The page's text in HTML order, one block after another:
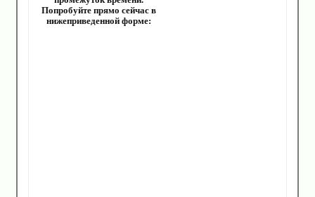
Попробуйте прямо сейчас в
нижеприведенной форме: